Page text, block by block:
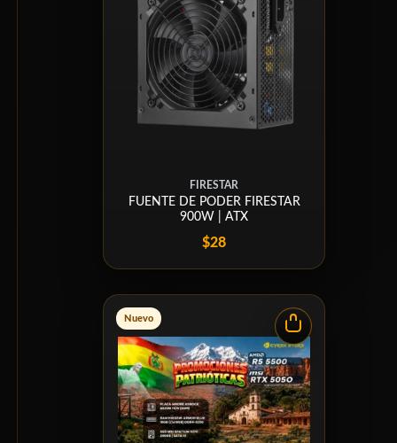
FIRESTAR
FUENTE DE PODER FIRESTAR
900W | ATX
$28
Nuevo